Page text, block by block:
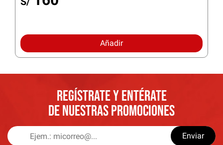
Añadir
REGÍSTRATE Y ENTÉRATE
DE NUESTRAS PROMOCIONES
Enviar